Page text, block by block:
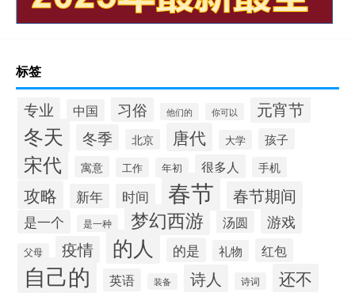
标签
专业 中国 习俗 他们的 你可以 元宵节
冬天 冬季 北京 唐代 大学 孩子
宋代 寓意 工作 年初 很多人 手机
攻略 新年 时间 春节 春节期间
是一个 是一种 梦幻西游 汤圆 游戏
父母 疫情 的人 的是 礼物 红包
自己的 英语 装备 诗人 诗词 还不